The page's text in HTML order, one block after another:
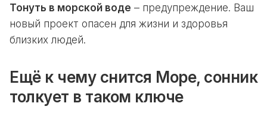
Тонуть в морской воде – предупреждение. Ваш
новый проект опасен для жизни и здоровья
близких людей.
Ещё к чему снится Море, сонник
толкует в таком ключе